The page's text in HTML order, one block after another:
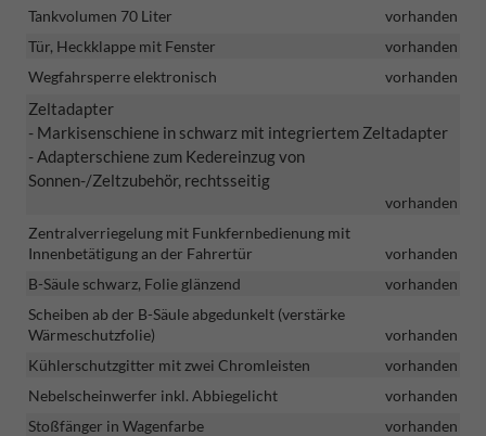
Tankvolumen 70 Liter
vorhanden
Tür, Heckklappe mit Fenster
vorhanden
Wegfahrsperre elektronisch
vorhanden
Zeltadapter
- Markisenschiene in schwarz mit integriertem Zeltadapter
- Adapterschiene zum Kedereinzug von
Sonnen-/Zeltzubehör, rechtsseitig
vorhanden
Zentralverriegelung mit Funkfernbedienung mit
Innenbetätigung an der Fahrertür
vorhanden
B-Säule schwarz, Folie glänzend
vorhanden
Scheiben ab der B-Säule abgedunkelt (verstärke
Wärmeschutzfolie)
vorhanden
Kühlerschutzgitter mit zwei Chromleisten
vorhanden
Nebelscheinwerfer inkl. Abbiegelicht
vorhanden
Stoßfänger in Wagenfarbe
vorhanden